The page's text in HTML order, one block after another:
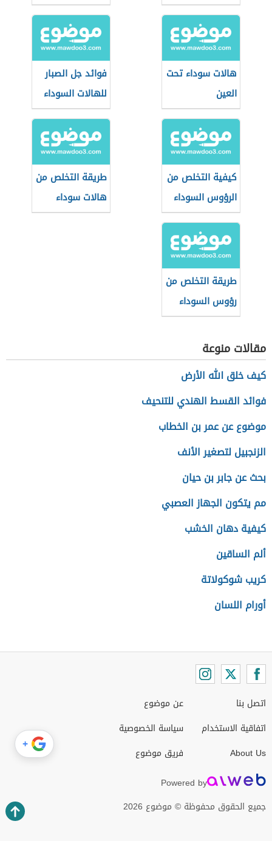
هالات سوداء تحت
العين
فوائد جل الصبار
للهالات السوداء
كيفية التخلص من
الرؤوس السوداء
في الساقين
طريقة التخلص من
هالات سوداء
طريقة التخلص من
رؤوس السوداء
مقالات منوعة
كيف خلق الله الأرض
فوائد القسط الهندي للتنحيف
موضوع عن عمر بن الخطاب
الزنجبيل لتصغير الأنف
بحث عن جابر بن حيان
مم يتكون الجهاز العصبي
كيفية دهان الخشب
ألم الساقين
كريب شوكولاتة
أورام اللسان
اتصل بنا
اتفاقية الاستخدام
About Us
عن موضوع
سياسة الخصوصية
فريق موضوع
Powered by
جميع الحقوق محفوظة © موضوع 2026
+